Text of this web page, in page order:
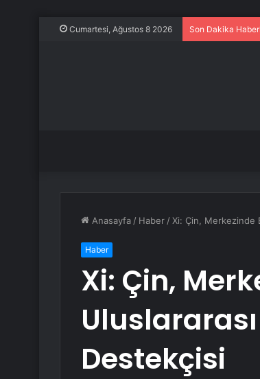
Cumartesi, Ağustos 8 2026 Son Dakika
Anasayfa / Haber /Xi: Çin, Merkezinde
Haber
Xi: Çin,
Destekçisi